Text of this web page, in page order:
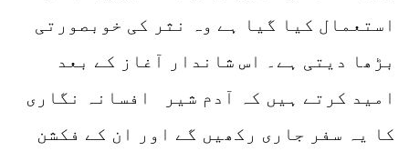
استعمال کیا گیا ہے وہ نثر کی خوبصورتی
بڑھا دیتی ہے۔ اس شاندار آغاز کے بعد
امید کرتے ہیں کہ آدم شیر افسانہ نگاری
کا یہ سفر جاری رکھیں گے اور ان کے فکشن